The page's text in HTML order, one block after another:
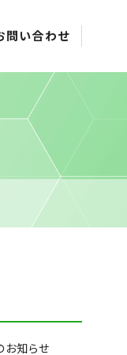
問い合わせ
お知らせ